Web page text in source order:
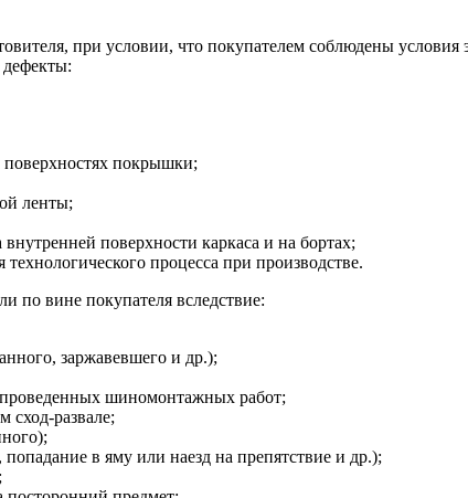
при условии, что покупателем соблюдены
покрышки;
ленты;
поверхности каркаса и на бортах;
процесса при производстве.
по вине покупателя вследствие:
заржавевшего и др.);
шиномонтажных работ;
сход-развале;
в яму или наезд на препятствие и др.);